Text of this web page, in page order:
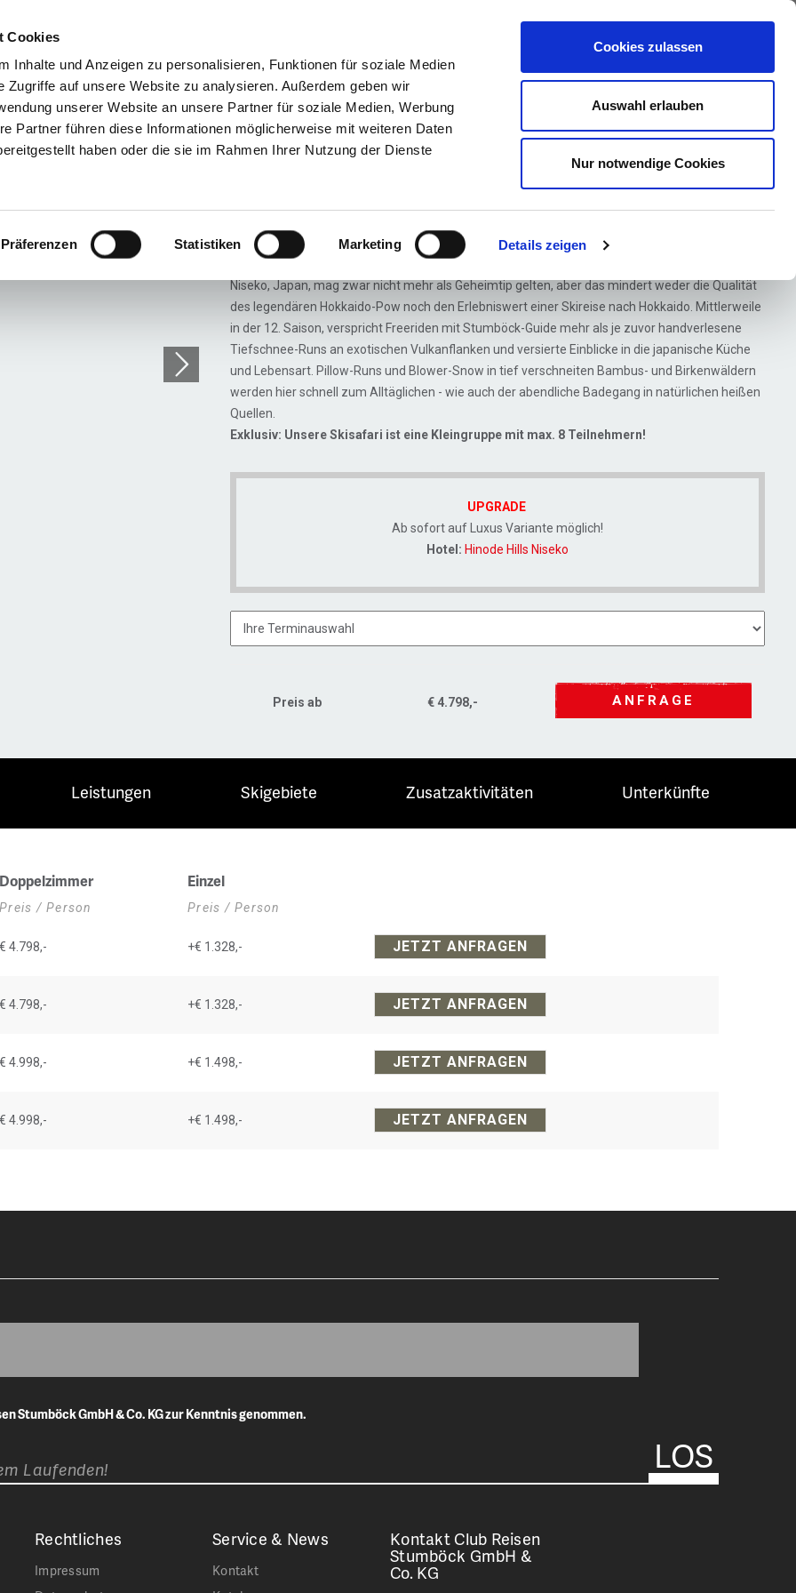
Cookies
Inhalte und Anzeigen zu personalisieren, Funktionen für soziale Medien
Zugriffe auf unsere Website zu analysieren. Außerdem geben wir
unserer Website an unsere Partner für soziale Medien, Werbung
Partner führen diese Informationen möglicherweise mit weiteren Daten
haben oder die sie im Rahmen Ihrer Nutzung der Dienste
Präferenzen Statistiken Marketing Details zeigen
Cookies zulassen
Auswahl erlauben
Nur notwendige Cookies
Anfragen
Niseko Freeride Skisafari
Niseko Skisafari
Niseko / Rusutsu / Moiwa - Exklusive Kleingruppe mit nur 8 Personen!
Niseko, Japan, mag zwar nicht mehr als Geheimtip gelten, aber das mindert weder die Qualität
des legendären Hokkaido-Pow noch den Erlebniswert einer Skireise nach Hokkaido. Mittlerweile
in der 12. Saison, verspricht Freeriden mit Stumböck-Guide mehr als je zuvor handverlesene
Tiefschnee-Runs an exotischen Vulkanflanken und versierte Einblicke in die japanische Küche
und Lebensart. Pillow-Runs und Blower-Snow in tief verschneiten Bambus- und Birkenwäldern
werden hier schnell zum Alltäglichen - wie auch der abendliche Badegang in natürlichen heißen
Quellen.
Exklusiv: Unsere Skisafari ist eine Kleingruppe mit max. 8 Teilnehmern!
UPGRADE
Ab sofort auf Luxus Variante möglich!
Hotel: Hinode Hills Niseko
Preis ab € 4.798,- ANFRAGE
Leistungen Skigebiete Zusatzaktivitäten Unterkünfte
Doppelzimmer
Preis / Person
Einzel
Preis / Person
€ 4.798,- +€ 1.328,- JETZT ANFRAGEN
€ 4.798,- +€ 1.328,- JETZT ANFRAGEN
€ 4.998,- +€ 1.498,- JETZT ANFRAGEN
€ 4.998,- +€ 1.498,- JETZT ANFRAGEN
Stumböck GmbH & Co. KG zur Kenntnis genommen.
Laufenden!
Rechtliches
Impressum
Service & News
Kontakt
Kontakt Club Reisen
Stumböck GmbH &
Co. KG